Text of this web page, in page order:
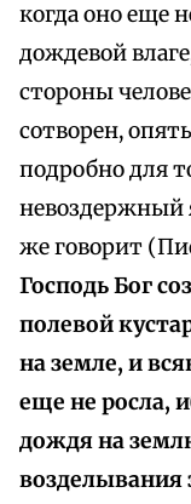
когда оно еще
дождевой
стороны
сотворен,
подробно для
невоздержный
же говорит
Господь Бог
полевой
на земле, и
еще не росла,
дождя на
возделывания